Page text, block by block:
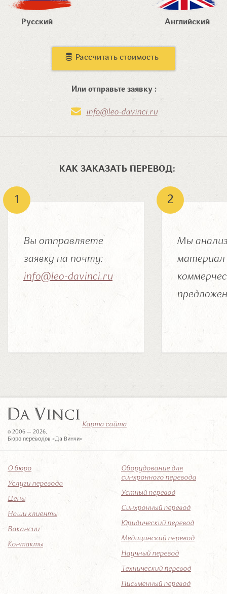
Русский Английский
Рассчитать стоимость
Или отправьте заявку :
info@leo-davinci.ru
КАК ЗАКАЗАТЬ ПЕРЕВОД:
Вы отправляете
заявку на почту:
info@leo-davinci.ru
Мы
материал
© 2006 — 2026,
Бюро переводов «Да Винчи»
Карта сайта
О бюро
Услуги перевода
Цены
Наши клиенты
Вакансии
Контакты
Оборудование для
синхронного перевода
Устный перевод
Синхронный перевод
Юридический перевод
Медицинский перевод
Научный перевод
Технический перевод
Письменный перевод